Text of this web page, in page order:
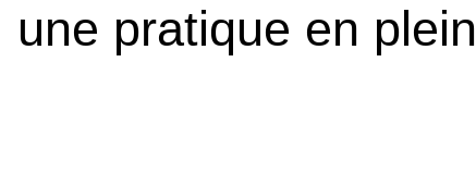
pratique en plein